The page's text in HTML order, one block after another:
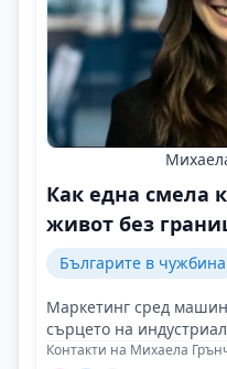
Как една смела
живот без
Българите в чужбина
Маркетинг сред
сърцето на
Контакти на Михаела